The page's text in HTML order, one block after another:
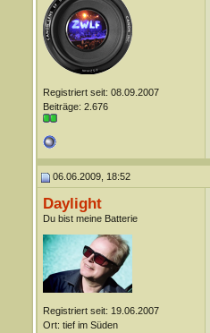
Registriert seit: 08.09.2007
Beiträge: 2.676
06.06.2009, 18:52
Daylight
Du bist meine Batterie
Registriert seit: 19.06.2007
Ort: tief im Süden